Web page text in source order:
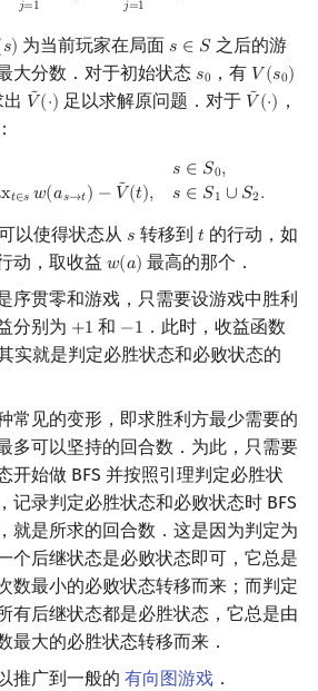
序列
𝑗=1 𝑗=1
𝑠)
(s) 为当前玩家在局面 𝑠 ∈ 𝑆
s ∈S 之后的游
大分数．对于初始状态 𝑠0
s0 ，有 𝑉(𝑠0)
V(s0)=
出 ˜
𝑉(⋅)
V~(⋅) 足以求解原问题．对于 ˜
𝑉(⋅)
V~(⋅) ，
𝑠 ∈ 𝑆0,
x𝑡∈𝑠 𝑤(𝑎𝑠→𝑡) − ˜
𝑉(𝑡), 𝑠 ∈ 𝑆1 ∪ 𝑆2.
(t ),s ∈S1
以使得状态从 𝑠
s 转移到 𝑡
t 的行动，如
动，取收益 𝑤(𝑎)
w(a) 最高的那个．
序贯零和游戏，只需要设游戏中胜利
分别为 +1
+1 和 −1
−1 ．此时，收益函数
实就是判定必胜状态和必败状态的
常见的变形，即求胜利方最少需要的
多可以坚持的回合数．为此，只需要
开始做 BFS 并按照引理判定必胜状
记录判定必胜状态和必败状态时 BFS
就是所求的回合数．这是因为判定为
个后继状态是必败状态即可，它总是
数最小的必败状态转移而来；而判定
有后继状态都是必胜状态，它总是由
最大的必胜状态转移而来．
推广到一般的 有向图游戏 ．